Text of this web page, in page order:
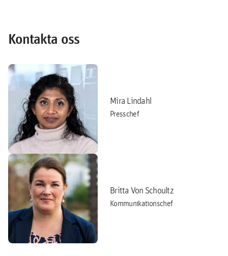
Kontakta oss
Mira Lindahl
Presschef
Britta Von Schoultz
Kommunikationschef